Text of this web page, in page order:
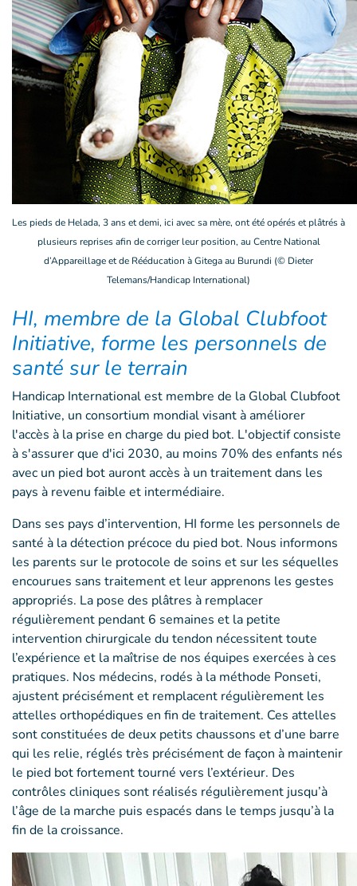
Les pieds de Helada, 3 ans et demi, ici avec sa mère, ont été opérés et plâtrés à
plusieurs reprises afin de corriger leur position, au Centre National
d’Appareillage et de Rééducation à Gitega au Burundi (© Dieter
Telemans/Handicap International)
HI, membre de la Global Clubfoot
Initiative, forme les personnels de
santé sur le terrain
Handicap International est membre de la Global Clubfoot
Initiative, un consortium mondial visant à améliorer
l'accès à la prise en charge du pied bot. L'objectif consiste
à s'assurer que d'ici 2030, au moins 70% des enfants nés
avec un pied bot auront accès à un traitement dans les
pays à revenu faible et intermédiaire.
Dans ses pays d’intervention, HI forme les personnels de
santé à la détection précoce du pied bot. Nous informons
les parents sur le protocole de soins et sur les séquelles
encourues sans traitement et leur apprenons les gestes
appropriés. La pose des plâtres à remplacer
régulièrement pendant 6 semaines et la petite
intervention chirurgicale du tendon nécessitent toute
l’expérience et la maîtrise de nos équipes exercées à ces
pratiques. Nos médecins, rodés à la méthode Ponseti,
ajustent précisément et remplacent régulièrement les
attelles orthopédiques en fin de traitement. Ces attelles
sont constituées de deux petits chaussons et d’une barre
qui les relie, réglés très précisément de façon à maintenir
le pied bot fortement tourné vers l’extérieur. Des
contrôles cliniques sont réalisés régulièrement jusqu’à
l’âge de la marche puis espacés dans le temps jusqu’à la
fin de la croissance.